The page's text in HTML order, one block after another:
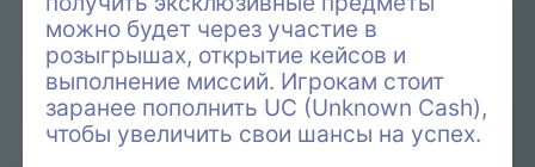
можно будет через участие в
розыгрышах, открытие кейсов и
выполнение миссий. Игрокам стоит
заранее пополнить UC (Unknown Cash),
чтобы увеличить свои шансы на успех.